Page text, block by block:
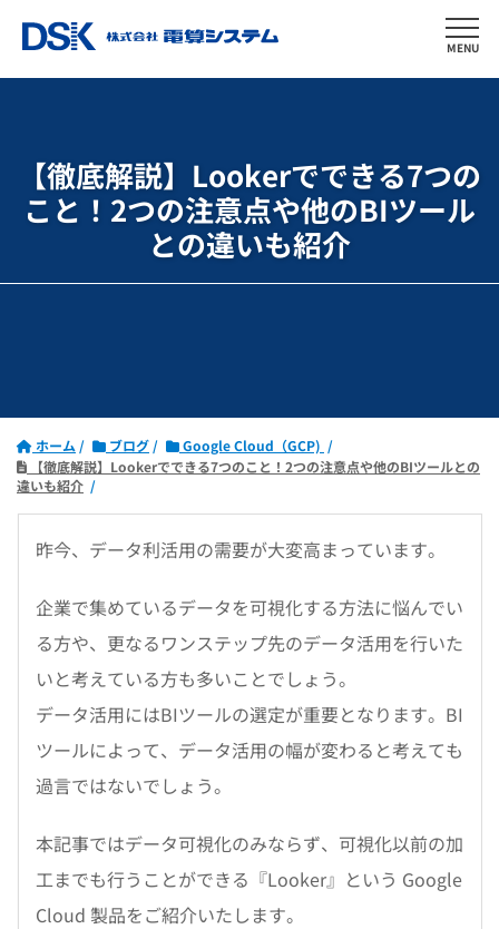
MENU
【徹底解説】Lookerでできる7つの
こと！ 2つの注意点や他のBIツール
との違いも紹介
ホーム ブログ
Google Cloud（GCP)
【徹底解説】Lookerでできる7つのこと！2つの注意点や他のBIツールとの
違いも紹介
昨今、データ利活用の需要が大変高まっています。
企業で集めているデータを可視化する方法に悩んでい
る方や、更なるワンステップ先のデータ活用を行いた
いと考えている方も多いことでしょう。
データ活用にはBIツールの選定が重要となります。BI
ツールによって、データ活用の幅が変わると考えても
過言ではないでしょう。
本記事ではデータ可視化のみならず、可視化以前の加
工までも行うことができる『Looker』という Google
Cloud 製品をご紹介いたします。